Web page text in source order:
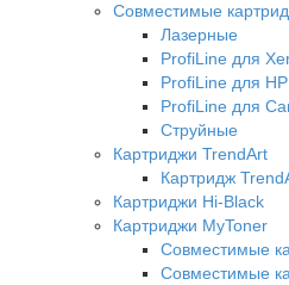
Совместимые
Лазерные
ProfiLine для
ProfiLine для HP
ProfiLine для
Струйные
Картриджи TrendArt
Картридж
Картриджи Hi-Black
Картриджи MyToner
Совместимые
Совместимые